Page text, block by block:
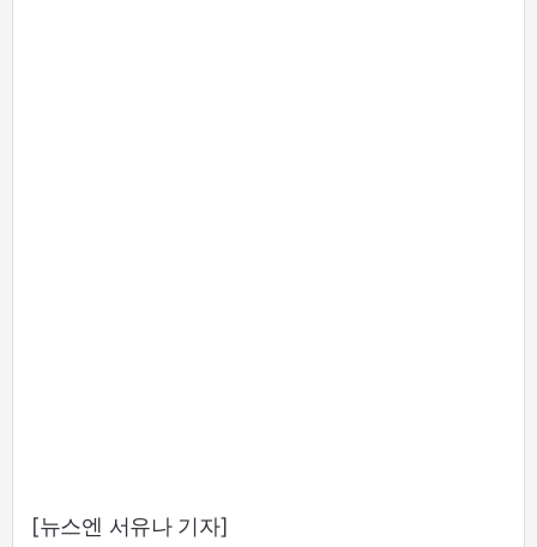
[뉴스엔 서유나 기자]